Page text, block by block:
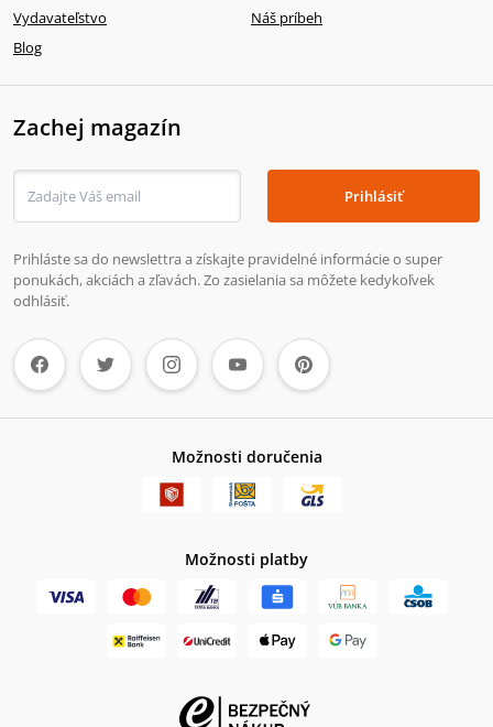
Vydavateľstvo
Náš príbeh
Blog
Zachej magazín
Prihlásiť
Prihláste sa do newslettra a získajte pravidelné informácie o super
ponukách, akciách a zľavách. Zo zasielania sa môžete kedykoľvek
odhlásiť.
Možnosti doručenia
Možnosti platby